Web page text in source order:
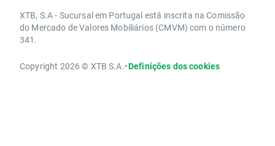
XTB, S.A - Sucursal em Portugal está inscrita na Comissão
do Mercado de Valores Mobiliários (CMVM) com o número
341.
Copyright 2026 © XTB S.A.•Definições dos cookies